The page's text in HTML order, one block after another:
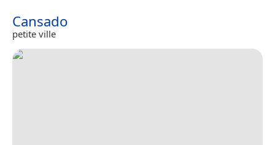
Cansado
petite ville